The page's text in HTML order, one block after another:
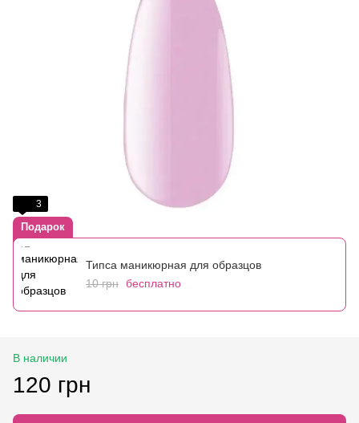
3
Подарок
Типса маникюрная для образцов
10 грн бесплатно
В наличии
120 грн